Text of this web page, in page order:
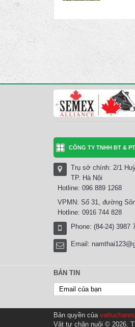
CÔNG TY TNHH ĐT &
Trụ sở chính: 2/1
TP. Hà Nội
Hotline: 096 889 1268
VPMN: Số 31, đường
Hotline: 0916 744 828
Phone: (84-24) 3987
Email:
BẢN TIN
Bản quyền của
Vật tư chăn nuôi © 2026.